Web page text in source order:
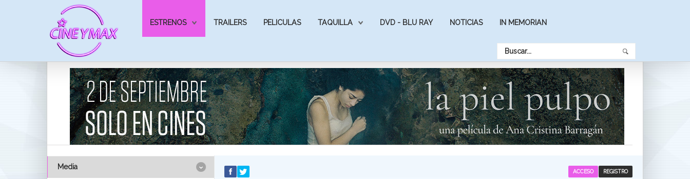
ESTRENOS TRAILERS PELICULAS TAQUILLA DVD - BLU RAY NOTICIAS IN MEMORIAN
REGISTRO
ACCESO
Media